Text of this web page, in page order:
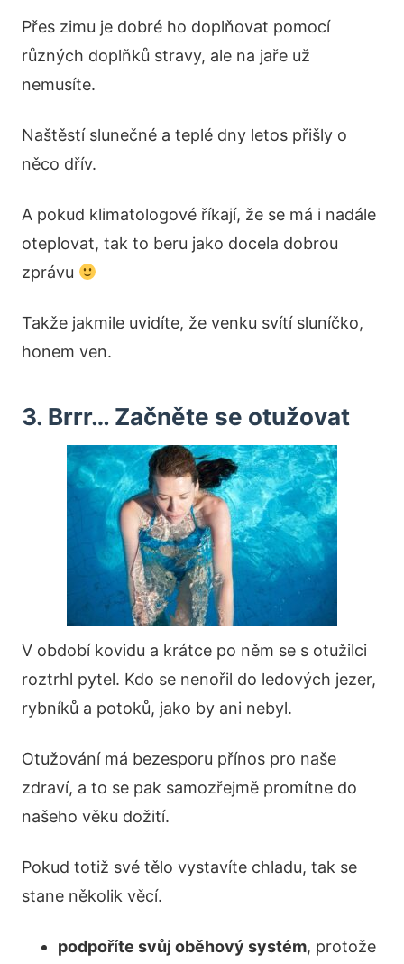
Přes zimu je dobré ho doplňovat pomocí
různých doplňků stravy, ale na jaře už
nemusíte.
Naštěstí slunečné a teplé dny letos přišly o
něco dřív.
A pokud klimatologové říkají, že se má i nadále
oteplovat, tak to beru jako docela dobrou
zprávu
Takže jakmile uvidíte, že venku svítí sluníčko,
honem ven.
3. Brrr… Začněte se otužovat
V období kovidu a krátce po něm se s otužilci
roztrhl pytel. Kdo se nenořil do ledových jezer,
rybníků a potoků, jako by ani nebyl.
Otužování má bezesporu přínos pro naše
zdraví, a to se pak samozřejmě promítne do
našeho věku dožití.
Pokud totiž své tělo vystavíte chladu, tak se
stane několik věcí.
podpoříte svůj oběhový systém, protože